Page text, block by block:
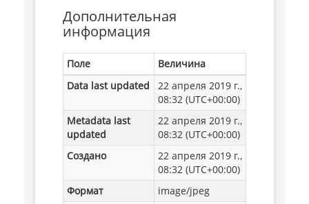
Дополнительная
информация
Поле
Величина
Data last updated
22 апреля 2019 г.,
08:32 (UTC+00:00)
Metadata last
updated
22 апреля 2019 г.,
08:32 (UTC+00:00)
Создано
22 апреля 2019 г.,
08:32 (UTC+00:00)
Формат
image/jpeg